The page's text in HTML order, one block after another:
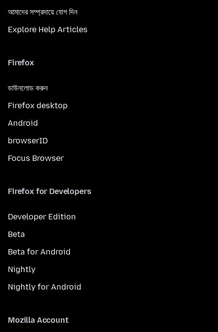
আমাদের সম্প্রদায়ে যোগ দিন
Explore Help Articles
Firefox
ডাউনলোড করুন
Firefox desktop
Android
browserID
Focus Browser
Firefox for Developers
Developer Edition
Beta
Beta for Android
Nightly
Nightly for Android
Mozilla Account